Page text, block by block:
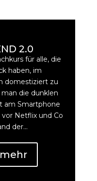
2.0
für alle, die
haben, im
domestiziert zu
die dunklen
am Smartphone
Netflix und Co
der...